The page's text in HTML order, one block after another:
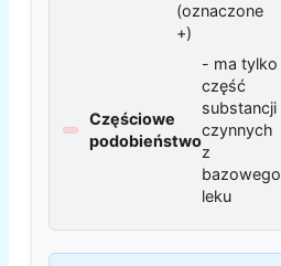
(oznaczone
+)
Częściowe
podobieństwo
- ma tylko
część
substancji
czynnych
z
bazowego
leku